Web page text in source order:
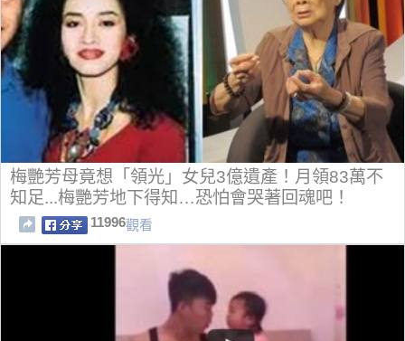
梅艷芳母竟想「領光」女兒3億遺產！月領83萬不
知足...梅艷芳地下得知…恐怕會哭著回魂吧！
11996觀看